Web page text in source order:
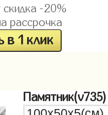
скидка -20%
рассрочка
в 1 клик
Памятник(v735)